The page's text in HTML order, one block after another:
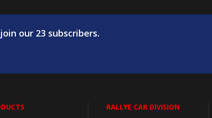
our 23 subscribers.
RALLYE CAR DIVISION